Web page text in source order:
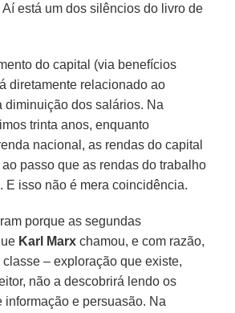
está um dos silêncios do livro de
do capital (via benefícios
diretamente relacionado ao
diminuição dos salários. Na
trinta anos, enquanto
nacional, as rendas do capital
passo que as rendas do trabalho
E isso não é mera coincidência.
porque as segundas
Karl Marx chamou, e com razão,
– exploração que existe,
não a descobrirá lendo os
informação e persuasão. Na